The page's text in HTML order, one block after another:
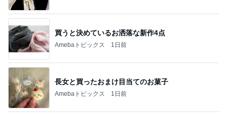
買うと決めているお洒落な新作4点
Amebaトピックス 1日前
長女と買ったおまけ目当てのお菓子
Amebaトピックス 1日前